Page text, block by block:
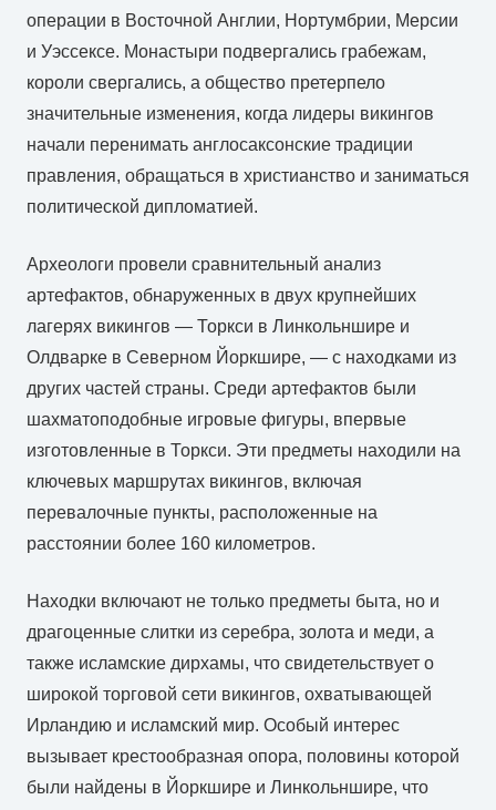
операции в Восточной Англии, Нортумбрии, Мерсии
и Уэссексе. Монастыри подвергались грабежам,
короли свергались, а общество претерпело
значительные изменения, когда лидеры викингов
начали перенимать англосаксонские традиции
правления, обращаться в христианство и заниматься
политической дипломатией.
Археологи провели сравнительный анализ
артефактов, обнаруженных в двух крупнейших
лагерях викингов — Торкси в Линкольншире и
Олдварке в Северном Йоркшире, — с находками из
других частей страны. Среди артефактов были
шахматоподобные игровые фигуры, впервые
изготовленные в Торкси. Эти предметы находили на
ключевых маршрутах викингов, включая
перевалочные пункты, расположенные на
расстоянии более 160 километров.
Находки включают не только предметы быта, но и
драгоценные слитки из серебра, золота и меди, а
также исламские дирхамы, что свидетельствует о
широкой торговой сети викингов, охватывающей
Ирландию и исламский мир. Особый интерес
вызывает крестообразная опора, половины которой
были найдены в Йоркшире и Линкольншире, что